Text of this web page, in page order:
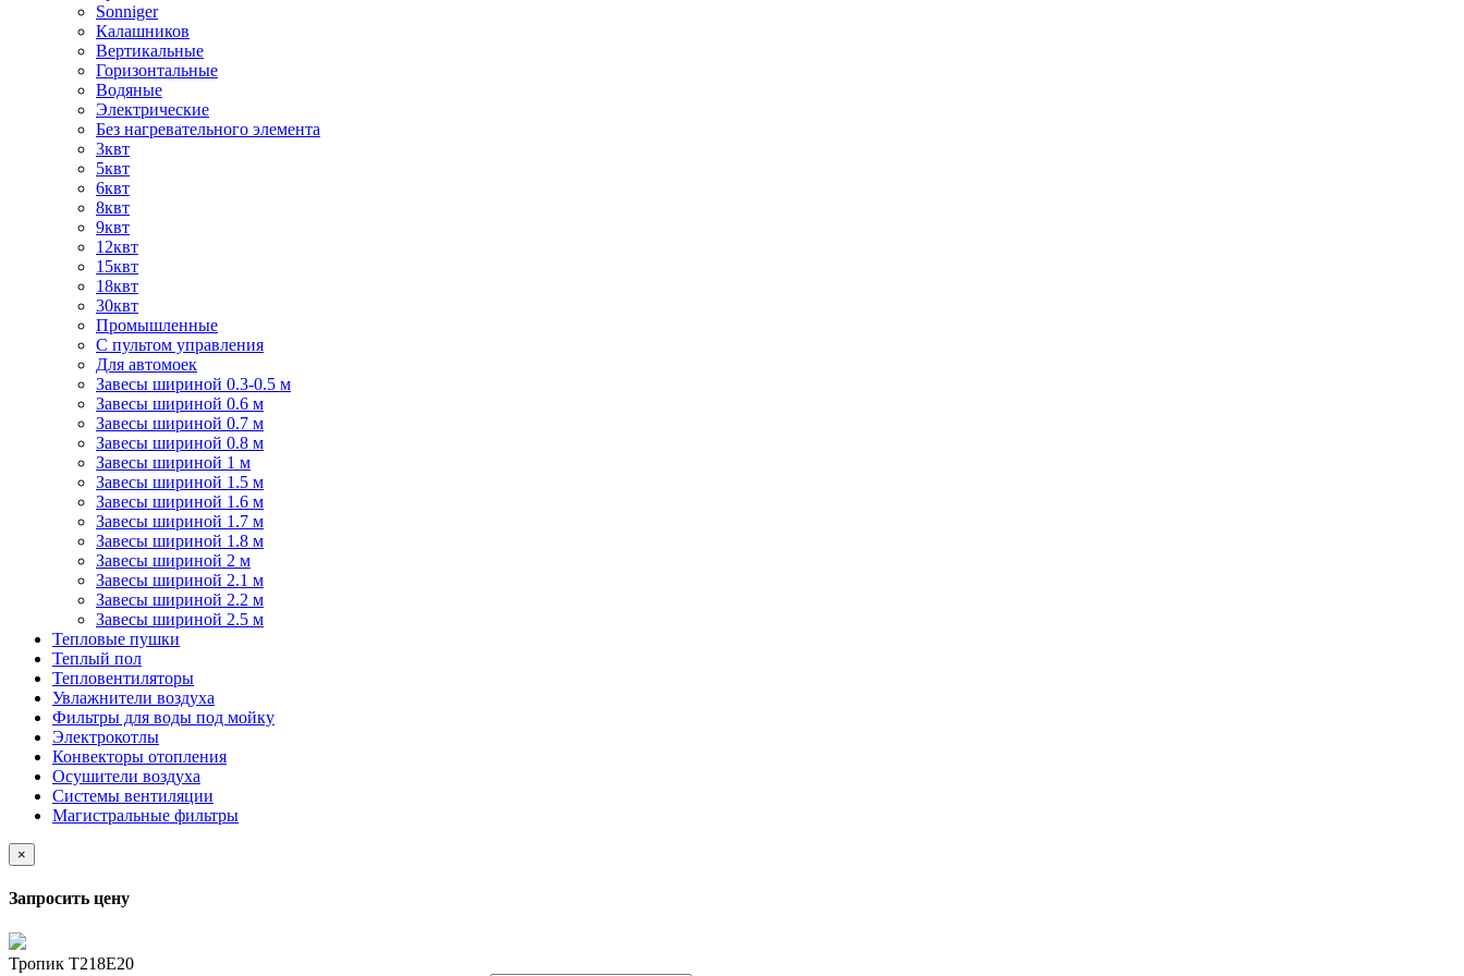
Sonniger
Калашников
Вертикальные
Горизонтальные
Водяные
Электрические
Без нагревательного элемента
3квт
5квт
6квт
8квт
9квт
12квт
15квт
18квт
30квт
Промышленные
С пультом управления
Для автомоек
Завесы шириной 0.3-0.5 м
Завесы шириной 0.6 м
Завесы шириной 0.7 м
Завесы шириной 0.8 м
Завесы шириной 1 м
Завесы шириной 1.5 м
Завесы шириной 1.6 м
Завесы шириной 1.7 м
Завесы шириной 1.8 м
Завесы шириной 2 м
Завесы шириной 2.1 м
Завесы шириной 2.2 м
Завесы шириной 2.5 м
Тепловые пушки
Теплый пол
Тепловентиляторы
Увлажнители воздуха
Фильтры для воды под мойку
Электрокотлы
Конвекторы отопления
Осушители воздуха
Системы вентиляции
Магистральные фильтры
×
Запросить цену
Тропик Т218Е20